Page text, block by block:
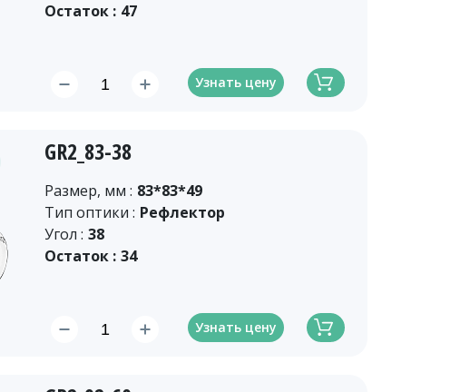
Остаток : 47
Узнать цену
GR2_83-38
Размер, мм : 83*83*49
Тип оптики : Рефлектор
Угол : 38
Остаток : 34
Узнать цену